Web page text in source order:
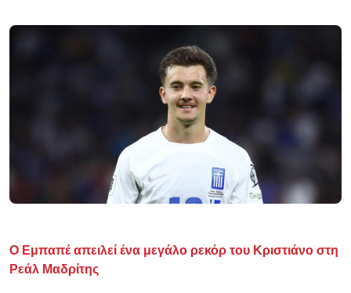
Ο Εμπαπέ απειλεί ένα μεγάλο ρεκόρ του Κριστιάνο στη
Ρεάλ Μαδρίτης